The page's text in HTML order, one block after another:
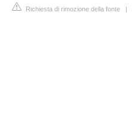
Richiesta di rimozione della fonte |